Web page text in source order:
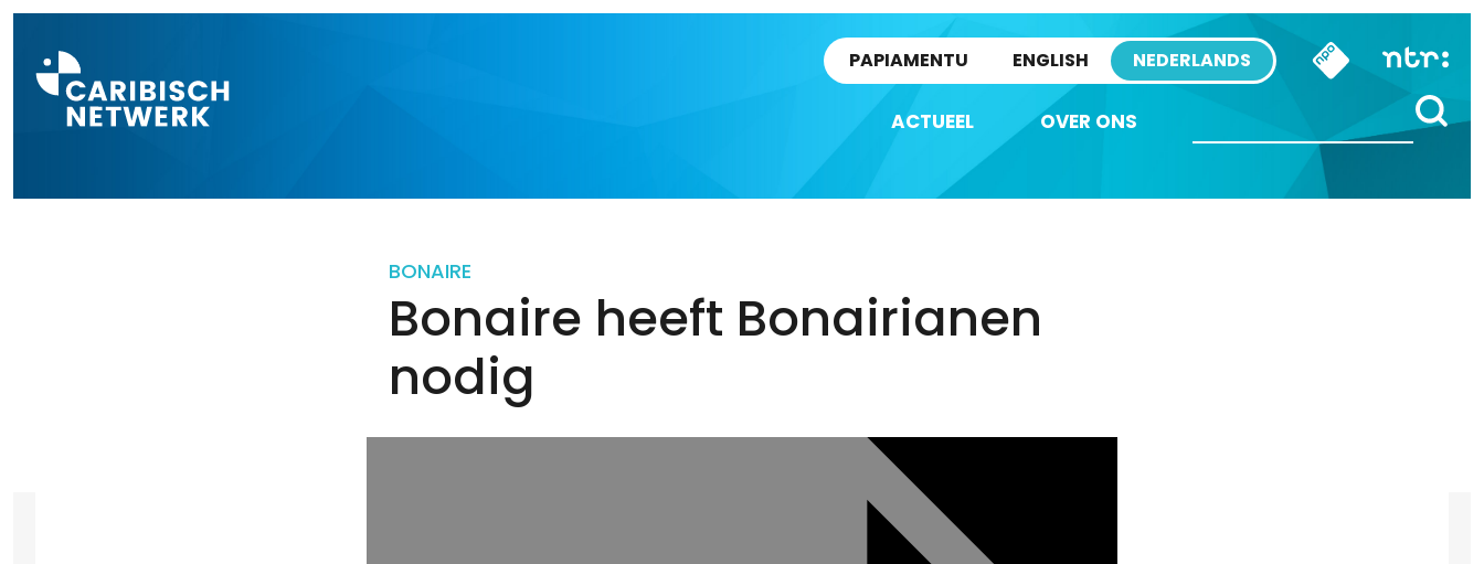
PAPIAMENTU ENGLISH NEDERLANDS
ACTUEEL OVER ONS
BONAIRE
Bonaire heeft Bonairianen
nodig